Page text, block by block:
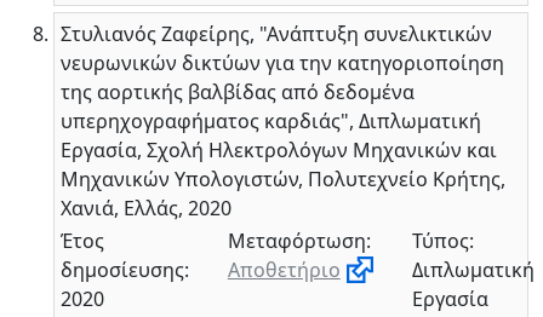
Στυλιανός Ζαφείρης, "Ανάπτυξη συνελικτικών
νευρωνικών δικτύων για την κατηγοριοποίηση
της αορτικής βαλβίδας από δεδομένα
υπερηχογραφήματος καρδιάς", Διπλωματική
Εργασία, Σχολή Ηλεκτρολόγων Μηχανικών και
Μηχανικών Υπολογιστών, Πολυτεχνείο Κρήτης,
Χανιά, Ελλάς, 2020
Έτος
δημοσίευσης:
2020
Μεταφόρτωση:
Αποθετήριο
Τύπος:
Διπλωματική
Εργασία